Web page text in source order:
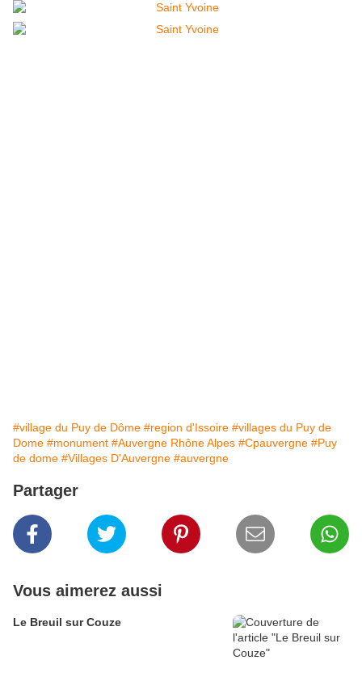
#village du Puy de Dôme #region d'Issoire #villages du Puy de
Dome #monument #Auvergne Rhône Alpes #Cpauvergne #Puy
de dome #Villages D'Auvergne #auvergne
Partager
Vous aimerez aussi
Le Breuil sur Couze